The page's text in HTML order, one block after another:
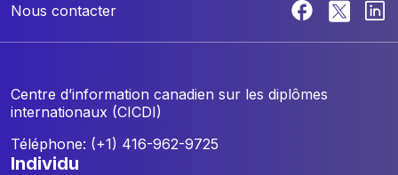
Nous contacter
Centre d’information canadien sur les diplômes
internationaux (CICDI)
Téléphone: (+1) 416-962-9725
individu